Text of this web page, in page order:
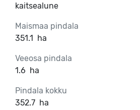
kaitsealune
Maismaa pindala
351.1 ha
Veeosa pindala
1.6 ha
Pindala kokku
352.7 ha